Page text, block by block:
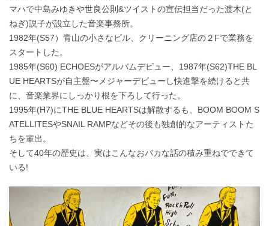
マハで中島みゆきや世良公則&ツイストの宣伝担当だった渡木(と
ねぎ)説子が設立した音楽事務所。
1982年(S57）青山の小さなビル、クリーニング店の２Fで業務を
スタートした。
1985年(S60) ECHOESがアルバムデビュー、1987年(S62)THE BL
UE HEARTSが自主盤〜メジャーデビューし快進撃を続けると共
に、音楽業界にしっかり根を下ろして行った。
1995年(H7)にTHE BLUE HEARTSは解散するも、BOOM BOOM S
ATELLITESやSNAIL RAMPなどその後も独創的なアーティストた
ちを輩出。
そして40年の歴史は、実はこんなおバカな話の積み重ねでできて
いる!